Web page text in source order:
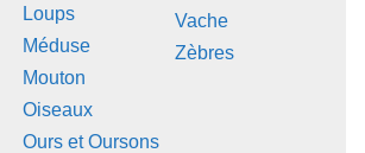
Loups
Méduse
Mouton
Oiseaux
Ours et Oursons
Vache
Zèbres